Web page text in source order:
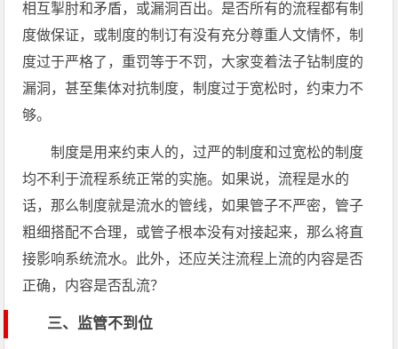
相互掣肘和矛盾，或漏洞百出。是否所有的流程都有制
度做保证，或制度的制订有没有充分尊重人文情怀，制
度过于严格了，重罚等于不罚，大家变着法子钻制度的
漏洞，甚至集体对抗制度，制度过于宽松时，约束力不
够。
制度是用来约束人的，过严的制度和过宽松的制度
均不利于流程系统正常的实施。如果说，流程是水的
话，那么制度就是流水的管线，如果管子不严密，管子
粗细搭配不合理，或管子根本没有对接起来，那么将直
接影响系统流水。此外，还应关注流程上流的内容是否
正确，内容是否乱流？
三、监管不到位